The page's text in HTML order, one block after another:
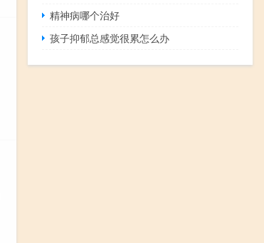
精神病哪个治好
孩子抑郁总感觉很累怎么办